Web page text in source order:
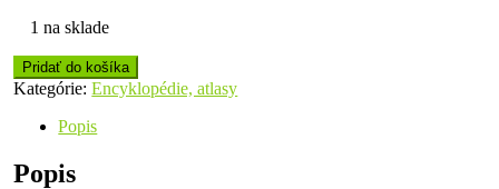
1 na sklade
Pridať do košíka
Kategórie:Encyklopédie, atlasy
Popis
Popis